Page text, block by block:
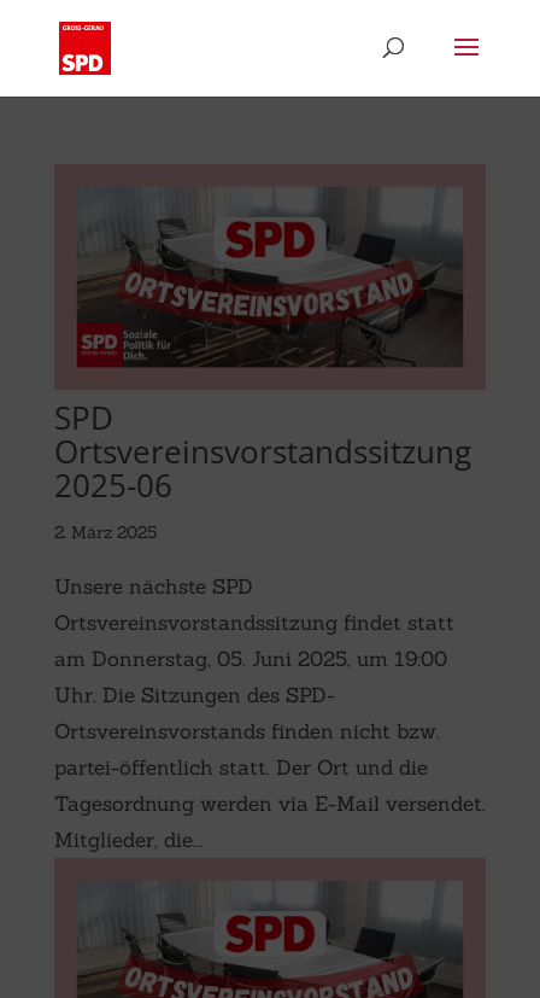
SPD
Ortsvereinsvorstandssitzung
2025-06
2. März 2025
Unsere nächste SPD
Ortsvereinsvorstandssitzung findet statt
am Donnerstag, 05. Juni 2025, um 19:00
Uhr. Die Sitzungen des SPD-
Ortsvereinsvorstands finden nicht bzw.
partei-öffentlich statt. Der Ort und die
Tagesordnung werden via E-Mail versendet.
Mitglieder, die...